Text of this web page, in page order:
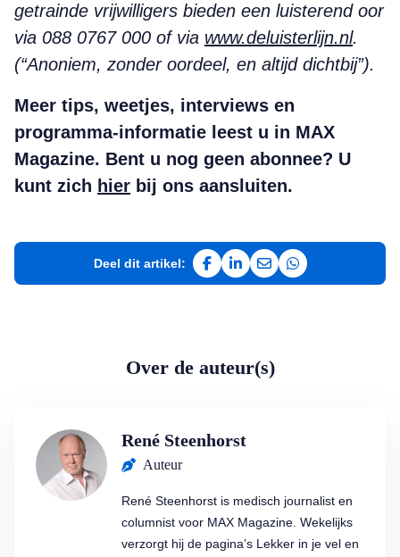
getrainde vrijwilligers bieden een luisterend oor
via 088 0767 000 of via www.deluisterlijn.nl.
(“Anoniem, zonder oordeel, en altijd dichtbij”).
Meer tips, weetjes, interviews en
programma-informatie leest u in MAX
Magazine. Bent u nog geen abonnee? U
kunt zich hier bij ons aansluiten.
Deel dit artikel:
Deel op Facebook
Deel op LinkedIn
Deel via e-mail
Deel via
Over de auteur(s)
René Steenhorst
Auteur
René Steenhorst is medisch journalist en
columnist voor MAX Magazine. Wekelijks
verzorgt hij de pagina’s Lekker in je vel en